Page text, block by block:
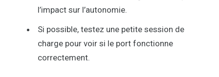
l’impact sur l’autonomie.
Si possible, testez une petite session de
charge pour voir si le port fonctionne
correctement.